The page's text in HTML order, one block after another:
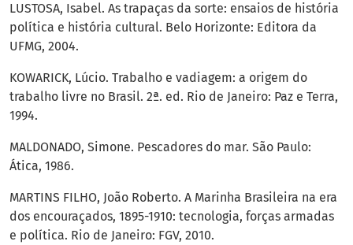
LUSTOSA, Isabel. As trapaças da sorte: ensaios de história
política e história cultural. Belo Horizonte: Editora da
UFMG, 2004.
KOWARICK, Lúcio. Trabalho e vadiagem: a origem do
trabalho livre no Brasil. 2ª. ed. Rio de Janeiro: Paz e Terra,
1994.
MALDONADO, Simone. Pescadores do mar. São Paulo:
Ática, 1986.
MARTINS FILHO, João Roberto. A Marinha Brasileira na era
dos encouraçados, 1895-1910: tecnologia, forças armadas
e política. Rio de Janeiro: FGV, 2010.